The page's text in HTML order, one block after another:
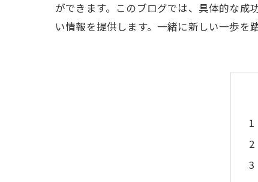
ができます。このブログでは、具体的な
い情報を提供します。一緒に新しい一歩を